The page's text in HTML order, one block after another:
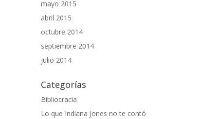
mayo 2015
abril 2015
octubre 2014
septiembre 2014
julio 2014
Categorías
Bibliocracia
Lo que Indiana Jones no te contó